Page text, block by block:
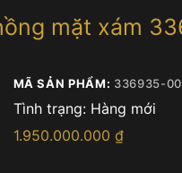
mặt xám
MÃ SẢN PHẨM: 336935-
Tình trạng: Hàng mới
1.950.000.000 ₫